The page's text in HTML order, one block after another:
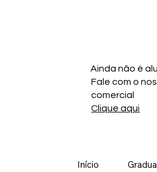
Ainda não é
Fale com o
comercial
Clique aqui
Início